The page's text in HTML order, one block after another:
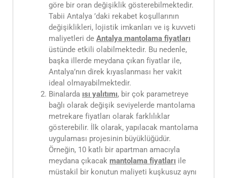
göre bir oran değişiklik gösterebilmektedir.
Tabii Antalya ’daki rekabet koşullarının
değişiklikleri, lojistik imkanları ve iş kuvveti
maliyetleri de Antalya mantolama fiyatları
üstünde etkili olabilmektedir. Bu nedenle,
başka illerde meydana çıkan fiyatlar ile,
Antalya’nın direk kıyaslanması her vakit
ideal olmayabilmektedir.
Binalarda ısı yalıtımı, bir çok parametreye
bağlı olarak değişik seviyelerde mantolama
metrekare fiyatları olarak farklılıklar
gösterebilir. İlk olarak, yapılacak mantolama
uygulaması projesinin büyüklüğüdür.
Örneğin, 10 katlı bir apartman amacıyla
meydana çıkacak mantolama fiyatları ile
müstakil bir konutun maliyeti kuşkusuz aynı